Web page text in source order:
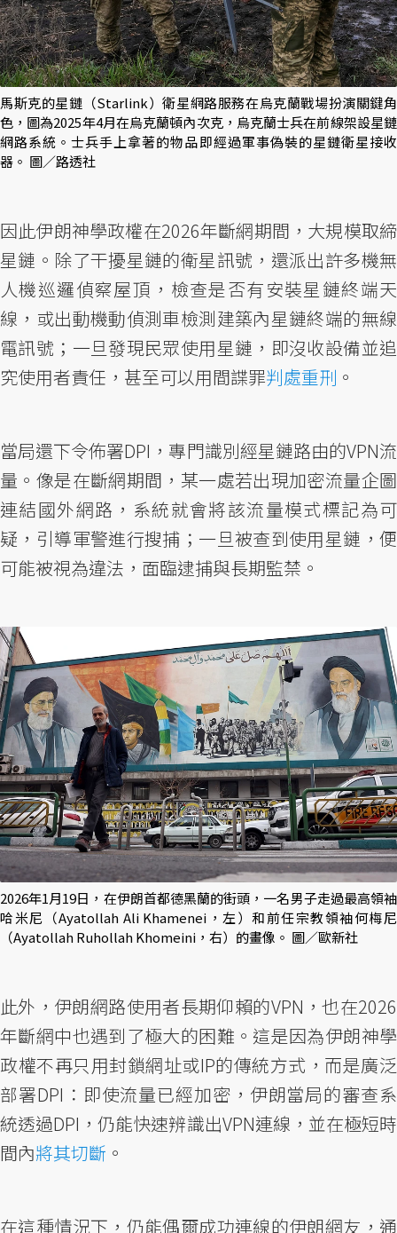
馬斯克的星鏈（Starlink）衛星網路服務在烏克蘭戰場扮演關鍵角
色，圖為2025年4月在烏克蘭頓內次克，烏克蘭士兵在前線架設星鏈
網路系統。士兵手上拿著的物品即經過軍事偽裝的星鏈衛星接收
器。 圖／路透社
因此伊朗神學政權在2026年斷網期間，大規模取締
星鏈。除了干擾星鏈的衛星訊號，還派出許多機無
人機巡邏偵察屋頂，檢查是否有安裝星鏈終端天
線，或出動機動偵測車檢測建築內星鏈終端的無線
電訊號；一旦發現民眾使用星鏈，即沒收設備並追
究使用者責任，甚至可以用間諜罪判處重刑 。
當局還下令佈署DPI，專門識別經星鏈路由的VPN流
量。像是在斷網期間，某一處若出現加密流量企圖
連結國外網路，系統就會將該流量模式標記為可
疑，引導軍警進行搜捕；一旦被查到使用星鏈，便
可能被視為違法，面臨逮捕與長期監禁。
2026年1月19日，在伊朗首都德黑蘭的街頭，一名男子走過最高領袖
哈米尼（Ayatollah Ali Khamenei，左）和前任宗教領袖何梅尼
（Ayatollah Ruhollah Khomeini，右）的畫像。 圖／歐新社
此外，伊朗網路使用者長期仰賴的VPN，也在2026
年斷網中也遇到了極大的困難。這是因為伊朗神學
政權不再只用封鎖網址或IP的傳統方式，而是廣泛
部署DPI：即使流量已經加密，伊朗當局的審查系
統透過DPI，仍能快速辨識出VPN連線，並在極短時
間內將其切斷 。
在這種情況下，仍能偶爾成功連線的伊朗網友，通